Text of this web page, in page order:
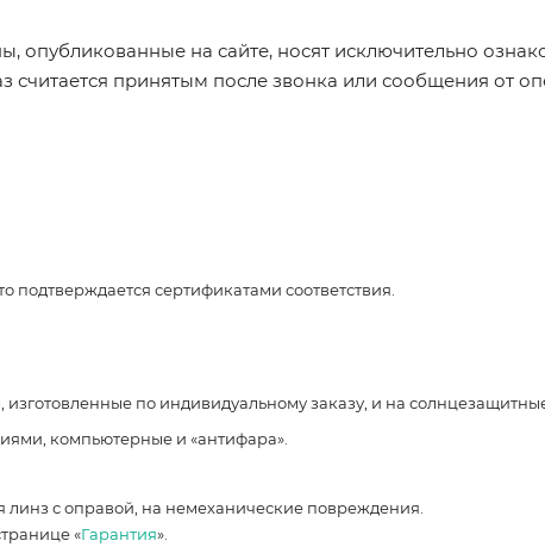
опубликованные на сайте, носят исключительно
считается принятым после звонка или сообщения от
подтверждается сертификатами соответствия.
по индивидуальному заказу, и на
компьютерные и «антифара».
линз с оправой, на немеханические повреждения.
«Гарантия».